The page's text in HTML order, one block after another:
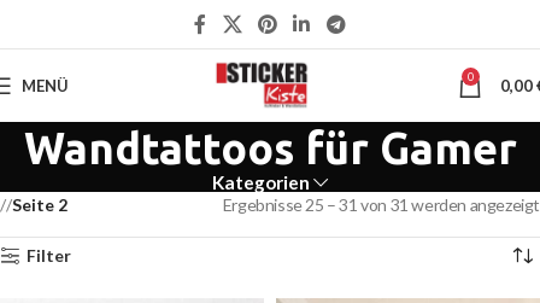
MENÜ 0 0,00
Wandtattoos für Gamer
Kategorien
Seite 2 Ergebnisse 25 – 31 von 31 werden angezeigt
Filter